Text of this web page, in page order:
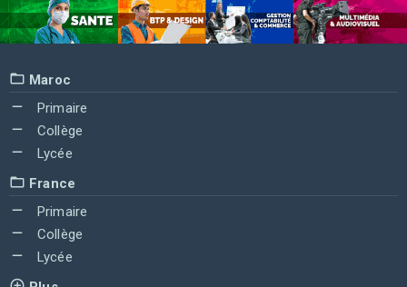
Maroc
Primaire
Collège
Lycée
France
Primaire
Collège
Lycée